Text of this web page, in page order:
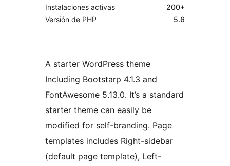
Instalaciones activas
200+
Versión de PHP
5.6
A starter WordPress theme
Including Bootstarp 4.1.3 and
FontAwesome 5.13.0. It’s a standard
starter theme can easily be
modified for self-branding. Page
templates includes Right-sidebar
(default page template), Left-